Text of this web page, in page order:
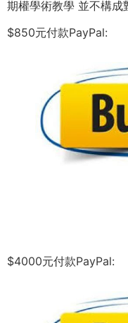
期權學術教學 並不構成
$850元付款PayPal:
$4000元付款PayPal: